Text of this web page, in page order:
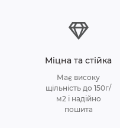
Міцна та стійка
Має високу
щільність до 150г/
м2 і надійно
пошита